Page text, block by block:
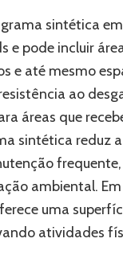
sintética
e pode incluir
e até mesmo
ao
áreas que
sintética reduz
ambiental.
uma
atividades